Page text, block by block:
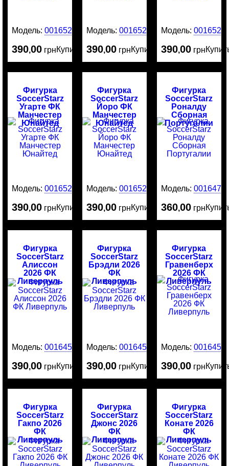
Модель:0016526
390,00 грнКупить
Модель:0016525
390,00 грнКупить
Модель: 0016524
390,00 грн
Фигурка
SoccerStarz
Угарте ФК
Манчестер
Юнайтед
Модель:0016523
390,00 грнКупить
Фигурка
SoccerStarz
Йоро ФК
Манчестер
Юнайтед
Модель:0016522
390,00 грнКупить
Фигурка
SoccerStarz
Роналду
Сборная
Португалии
Модель: 0016476
360,00 грн
Фигурка
SoccerStarz
Алиссон
2026 ФК
Ливерпуль
Модель:0016456
390,00 грнКупить
Фигурка
SoccerStarz
Брэдли 2026
ФК
Ливерпуль
Модель:0016455
390,00 грнКупить
Фигурка
SoccerStarz
Гравенберх
2026 ФК
Ливерпуль
Модель: 0016454
390,00 грн
Фигурка
SoccerStarz
Гакпо 2026
ФК
Ливерпуль
Фигурка
SoccerStarz
Джонс 2026
ФК
Ливерпуль
Фигурка
SoccerStarz
Конате 2026
ФК
Ливерпуль